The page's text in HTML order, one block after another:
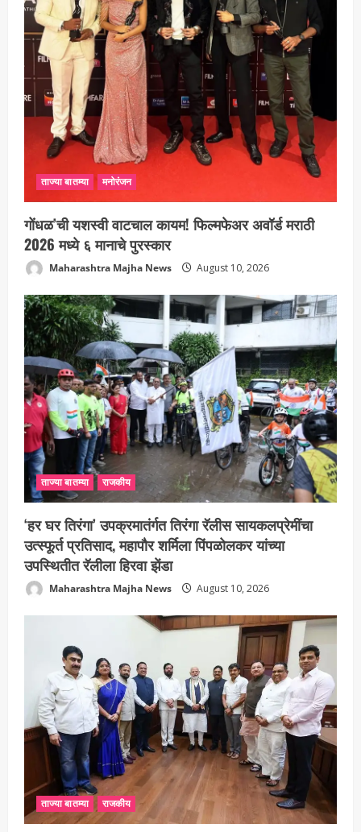
ताज्या बातम्या मनोरंजन
गोंधळ’ची यशस्वी वाटचाल कायम! फिल्मफेअर अवॉर्ड मराठी
2026 मध्ये ६ मानाचे पुरस्कार
Maharashtra Majha News August 10, 2026
ताज्या बातम्या राजकीय
‘हर घर तिरंगा’ उपक्रमातंर्गत तिरंगा रॅलीस सायकलप्रेमींचा
उत्स्फूर्त प्रतिसाद, महापौर शर्मिला पिंपळोलकर यांच्या
उपस्थितीत रॅलीला हिरवा झेंडा
Maharashtra Majha News August 10, 2026
ताज्या बातम्या राजकीय